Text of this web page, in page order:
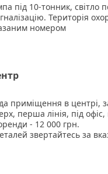
під 10-тонник, світло
Територія
номером
приміщення в центрі,
перша лінія, під
- 12 000 грн.
звертайтесь за